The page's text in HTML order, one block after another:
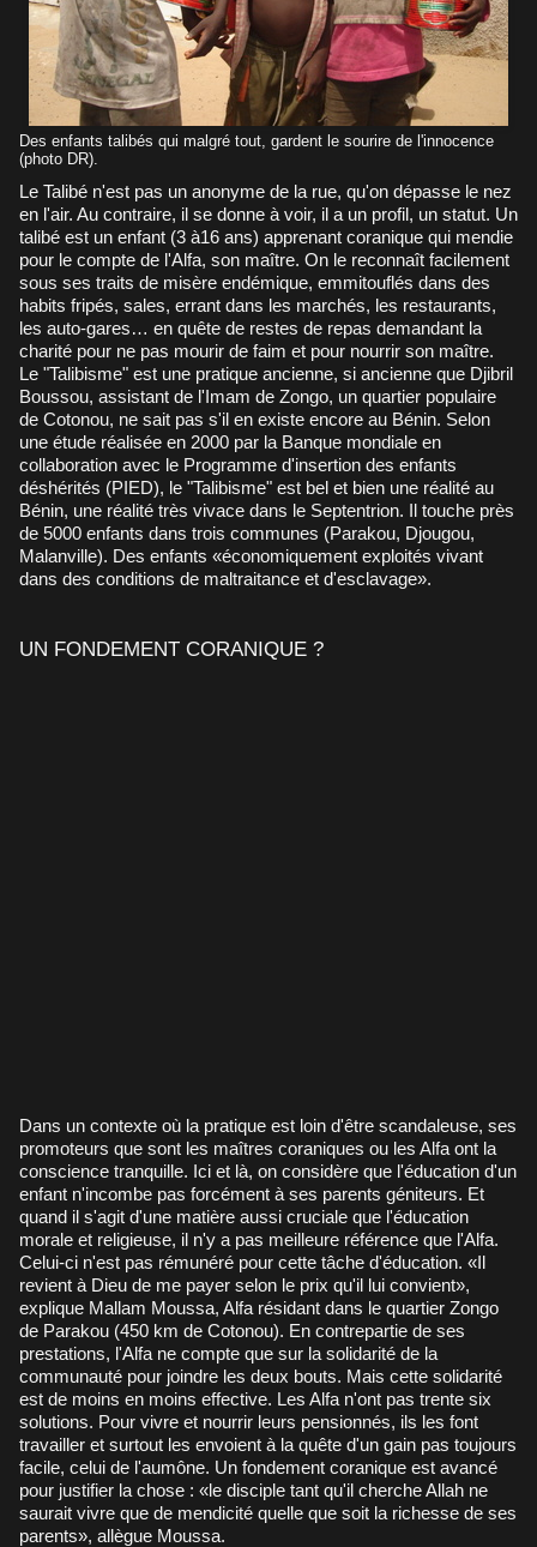
Des enfants talibés qui malgré tout, gardent le sourire de l'innocence
(photo DR).
Le Talibé n'est pas un anonyme de la rue, qu'on dépasse le nez
en l'air. Au contraire, il se donne à voir, il a un profil, un statut. Un
talibé est un enfant (3 à16 ans) apprenant coranique qui mendie
pour le compte de l'Alfa, son maître. On le reconnaît facilement
sous ses traits de misère endémique, emmitouflés dans des
habits fripés, sales, errant dans les marchés, les restaurants,
les auto-gares… en quête de restes de repas demandant la
charité pour ne pas mourir de faim et pour nourrir son maître.
Le "Talibisme" est une pratique ancienne, si ancienne que Djibril
Boussou, assistant de l'Imam de Zongo, un quartier populaire
de Cotonou, ne sait pas s'il en existe encore au Bénin. Selon
une étude réalisée en 2000 par la Banque mondiale en
collaboration avec le Programme d'insertion des enfants
déshérités (PIED), le "Talibisme" est bel et bien une réalité au
Bénin, une réalité très vivace dans le Septentrion. Il touche près
de 5000 enfants dans trois communes (Parakou, Djougou,
Malanville). Des enfants «économiquement exploités vivant
dans des conditions de maltraitance et d'esclavage».
UN FONDEMENT CORANIQUE ?
Dans un contexte où la pratique est loin d'être scandaleuse, ses
promoteurs que sont les maîtres coraniques ou les Alfa ont la
conscience tranquille. Ici et là, on considère que l'éducation d'un
enfant n'incombe pas forcément à ses parents géniteurs. Et
quand il s'agit d'une matière aussi cruciale que l'éducation
morale et religieuse, il n'y a pas meilleure référence que l'Alfa.
Celui-ci n'est pas rémunéré pour cette tâche d'éducation. «Il
revient à Dieu de me payer selon le prix qu'il lui convient»,
explique Mallam Moussa, Alfa résidant dans le quartier Zongo
de Parakou (450 km de Cotonou). En contrepartie de ses
prestations, l'Alfa ne compte que sur la solidarité de la
communauté pour joindre les deux bouts. Mais cette solidarité
est de moins en moins effective. Les Alfa n'ont pas trente six
solutions. Pour vivre et nourrir leurs pensionnés, ils les font
travailler et surtout les envoient à la quête d'un gain pas toujours
facile, celui de l'aumône. Un fondement coranique est avancé
pour justifier la chose : «le disciple tant qu'il cherche Allah ne
saurait vivre que de mendicité quelle que soit la richesse de ses
parents», allègue Moussa.